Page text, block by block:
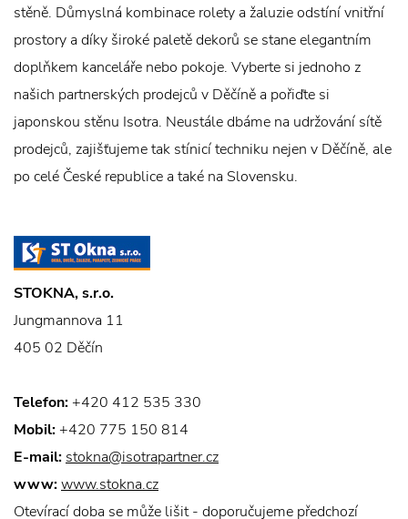
stěně. Důmyslná kombinace rolety a žaluzie odstíní vnitřní
prostory a díky široké paletě dekorů se stane elegantním
doplňkem kanceláře nebo pokoje. Vyberte si jednoho z
našich partnerských prodejců v Děčíně a pořiďte si
japonskou stěnu Isotra. Neustále dbáme na udržování sítě
prodejců, zajišťujeme tak stínicí techniku nejen v Děčíně, ale
po celé České republice a také na Slovensku.
STOKNA, s.r.o.
Jungmannova 11
405 02 Děčín
Telefon: +420 412 535 330
Mobil: +420 775 150 814
E-mail: stokna@isotrapartner.cz
www:www.stokna.cz
Otevírací doba se může lišit - doporučujeme předchozí